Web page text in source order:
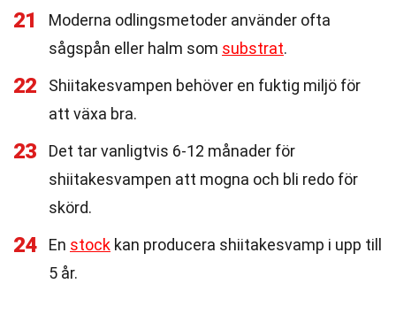
21
Moderna odlingsmetoder använder ofta
sågspån eller halm som substrat.
22
Shiitakesvampen behöver en fuktig miljö för
att växa bra.
23
Det tar vanligtvis 6-12 månader för
shiitakesvampen att mogna och bli redo för
skörd.
24 En stock kan producera shiitakesvamp i upp till
5 år.